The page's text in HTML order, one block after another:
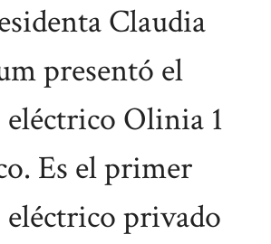
Claudia
presentó el
Olinia 1
Es el primer
privado